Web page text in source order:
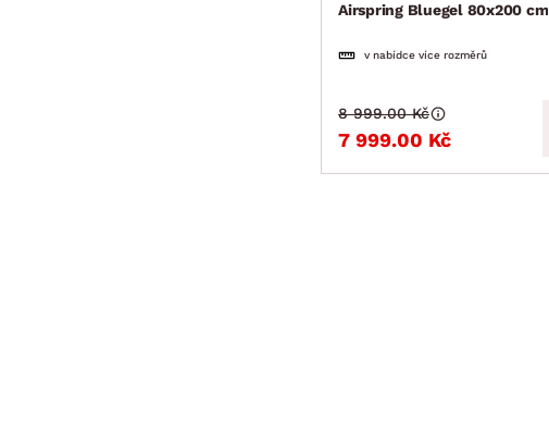
Airspring Bluegel 80x200 cm
v nabídce více rozměrů
7 999.00 Kč
8 999.00 Kč